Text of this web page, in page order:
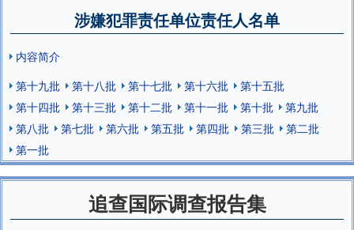
涉嫌犯罪责任单位责任人名单
内容简介
第十九批
第十八批 第十七批 第十六批
第十五批
第十四批
第十三批 第十二批 第十一批 第十批
第九批
第八批
第七批 第六批 第五批 第四批 第三批
第二批
第一批
追查国际调查报告集